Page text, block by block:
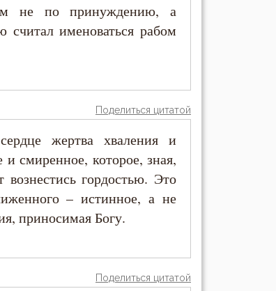
не по принуждению, а
считал именоваться рабом
Поделиться цитатой
жертва хваления и
и смиренное, которое, зная,
гордостью. Это
– истинное, а не
приносимая Богу.
Поделиться цитатой